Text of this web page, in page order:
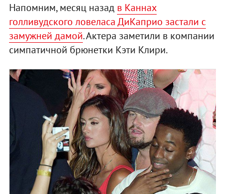
Напомним, месяц назад в Каннах
голливудского ловеласа ДиКаприо застали с
замужней дамой. Актера заметили в компании
симпатичной брюнетки Кэти Клири.